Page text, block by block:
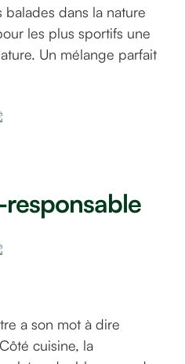
balades dans la nature
les plus sportifs une
Un mélange parfait
a son mot à dire
cuisine, la